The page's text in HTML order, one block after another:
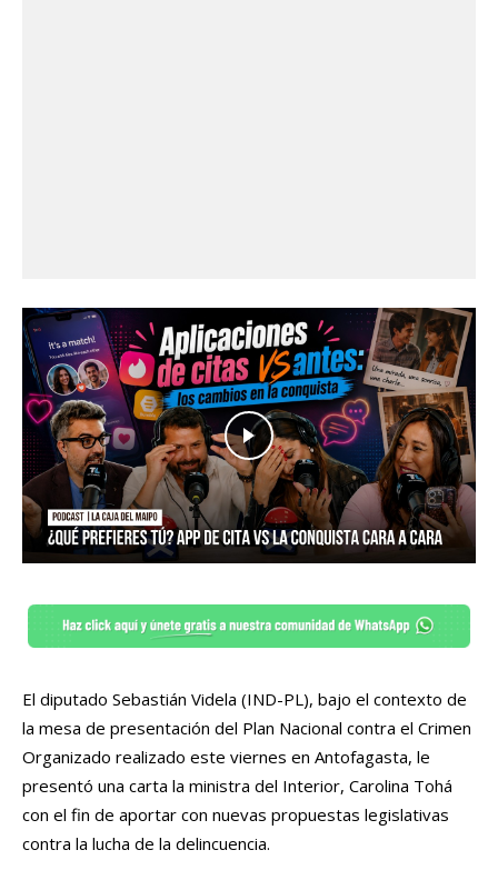
El diputado Sebastián Videla (IND-PL), bajo el contexto de
la mesa de presentación del Plan Nacional contra el Crimen
Organizado realizado este viernes en Antofagasta, le
presentó una carta la ministra del Interior, Carolina Tohá
con el fin de aportar con nuevas propuestas legislativas
contra la lucha de la delincuencia.